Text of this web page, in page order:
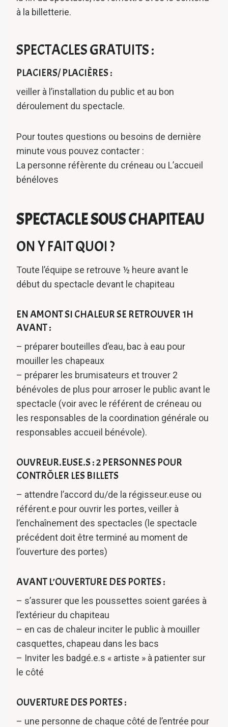
à la billetterie.
SPECTACLES GRATUITS :
PLACIERS/ PLACIÈRES :
veiller à l’installation du public et au bon
déroulement du spectacle.
Pour toutes questions ou besoins de dernière
minute vous pouvez contacter :
La personne réfèrente du créneau ou L’accueil
bénéloves
SPECTACLE SOUS CHAPITEAU
ON Y FAIT QUOI ?
Toute l’équipe se retrouve ½ heure avant le
début du spectacle devant le chapiteau
EN AMONT SI CHALEUR SE RETROUVER 1H
AVANT :
– préparer bouteilles d’eau, bac à eau pour
mouiller les chapeaux
– préparer les brumisateurs et trouver 2
bénévoles de plus pour arroser le public avant le
spectacle (voir avec le référent de créneau ou
les responsables de la coordination générale ou
responsables accueil bénévole).
OUVREUR.EUSE.S : 2 PERSONNES POUR
CONTRÔLER LES BILLETS
– attendre l’accord du/de la régisseur.euse ou
référent.e pour ouvrir les portes, veiller à
l’enchaînement des spectacles (le spectacle
précédent doit être terminé au moment de
l’ouverture des portes)
AVANT L’OUVERTURE DES PORTES :
– s’assurer que les poussettes soient garées à
l’extérieur du chapiteau
– en cas de chaleur inciter le public à mouiller
casquettes, chapeau dans les bacs
– Inviter les badgé.e.s « artiste » à patienter sur
le côté
OUVERTURE DES PORTES :
– une personne de chaque côté de l’entrée pour